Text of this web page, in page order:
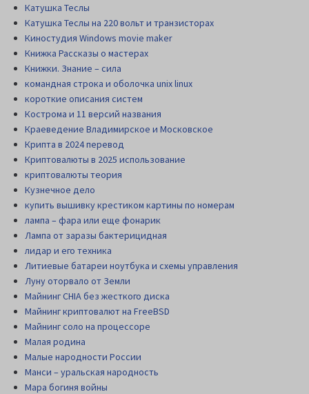
Катушка Теслы
Катушка Теслы на 220 вольт и транзисторах
Киностудия Windows movie maker
Книжка Рассказы о мастерах
Книжки. Знание – сила
командная строка и оболочка unix linux
короткие описания систем
Кострома и 11 версий названия
Краеведение Владимирское и Московское
Крипта в 2024 перевод
Криптовалюты в 2025 использование
криптовалюты теория
Кузнечное дело
купить вышивку крестиком картины по номерам
лампа – фара или еще фонарик
Лампа от заразы бактерицидная
лидар и его техника
Литиевые батареи ноутбука и схемы управления
Луну оторвало от Земли
Майнинг CHIA без жесткого диска
Майнинг криптовалют на FreeBSD
Майнинг соло на процессоре
Малая родина
Малые народности России
Манси – уральская народность
Мара богиня войны